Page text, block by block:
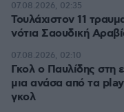
Τουλάχιστον 11
νότια Σαουδική
07.08.2026, 02:35
Γκολ ο Παυλίδης στη
μια ανάσα από τα
γκολ
07.08.2026, 02:10